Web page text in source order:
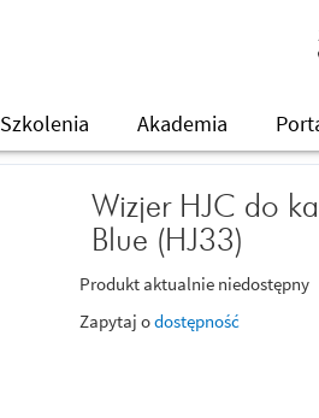
Szkolenia Akademia
Wizjer HJC do
Blue (HJ33)
Produkt aktualnie niedostępny
Zapytaj odostępność